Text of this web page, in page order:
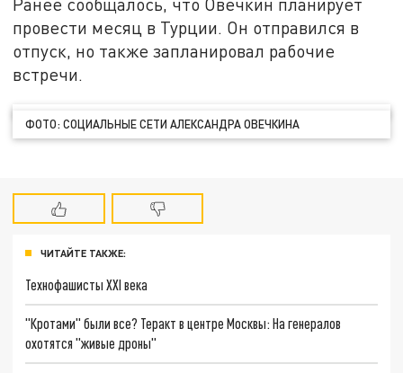
провести месяц в Турции. Он отправился в
отпуск, но также запланировал рабочие
встречи.
ФОТО: СОЦИАЛЬНЫЕ СЕТИ АЛЕКСАНДРА ОВЕЧКИНА
ЧИТАЙТЕ ТАКЖЕ:
Технофашисты XXI века
"Кротами" были все? Теракт в центре Москвы: На генералов
охотятся "живые дроны"